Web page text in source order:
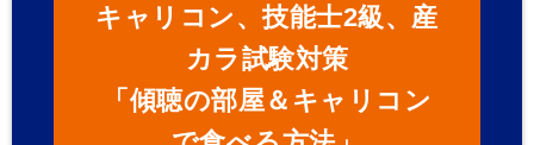
キャリコン、技能士2級、産
カラ試験対策
「傾聴の部屋＆キャリコン